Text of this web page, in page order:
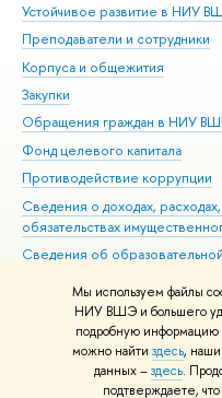
Мы используем файлы
НИУ ВШЭ и большего
подробную информацию
можно найти здесь, наши
данных –здесь.
подтверждаете,
Устойчивое развитие в НИУ
Преподаватели и сотрудники
Корпуса и общежития
Закупки
Обращения граждан в НИУ
Фонд целевого капитала
Противодействие коррупции
Сведения о доходах,
обязательствах
Сведения об
Людям с ограниченными
Единая платежная страница
Работа в Вышке